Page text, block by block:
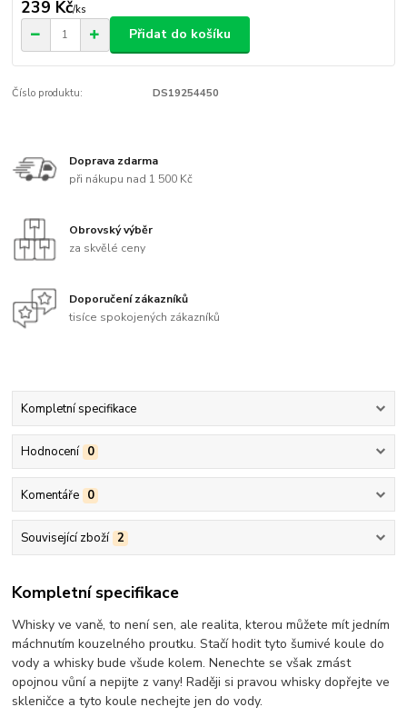
239 Kč/ks
Přidat do košíku
Číslo produktu: DS19254450
Doprava zdarma
při nákupu nad 1 500 Kč
Obrovský výběr
za skvělé ceny
Doporučení zákazníků
tisíce spokojených zákazníků
Kompletní specifikace
Hodnocení 0
Komentáře 0
Související zboží 2
Kompletní specifikace
Whisky ve vaně, to není sen, ale realita, kterou můžete mít jedním
máchnutím kouzelného proutku. Stačí hodit tyto šumivé koule do
vody a whisky bude všude kolem. Nenechte se však zmást
opojnou vůní a nepijte z vany! Raději si pravou whisky dopřejte ve
skleničce a tyto koule nechejte jen do vody.